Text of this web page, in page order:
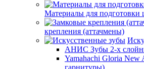
Материалы для подготовки
крепления (аттачмены)
АНИС Зубы 2-х
Yamahachi Gloria New
гарнитуры)